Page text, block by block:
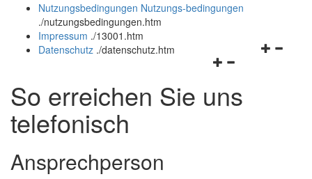
und
schließen
Nutzungsbedingungen Nutzungs-bedingungen
./nutzungsbedingungen.htm
Impressum ./13001.htm
Navigationsmenü
und
schließen
Datenschutz ./datenschutz.htm
So erreichen Sie uns
telefonisch
Ansprechperson